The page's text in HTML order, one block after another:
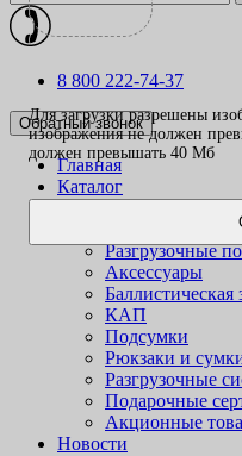
8 800 222-74-37
Обратный звонок
Главная
Каталог
Разгрузочные
Аксессуары
Баллистическая
КАП
Подсумки
Рюкзаки и
Разгрузочные
Подарочные
Акционные
Новости
Для загрузки разрешены
изображения не должен
должен превышать 40 Mб